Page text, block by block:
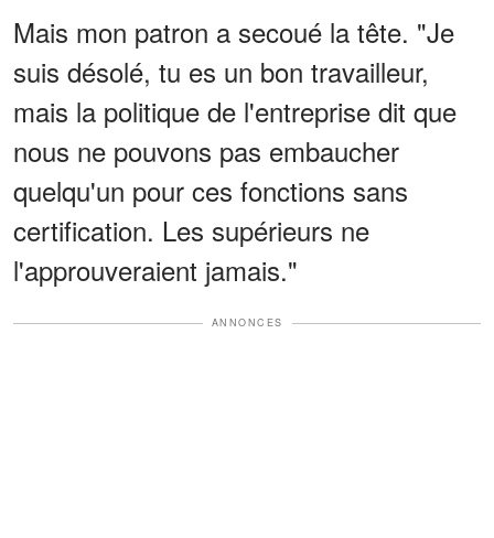
Mais mon patron a secoué la tête. "Je
suis désolé, tu es un bon travailleur,
mais la politique de l'entreprise dit que
nous ne pouvons pas embaucher
quelqu'un pour ces fonctions sans
certification. Les supérieurs ne
l'approuveraient jamais."
ANNONCES